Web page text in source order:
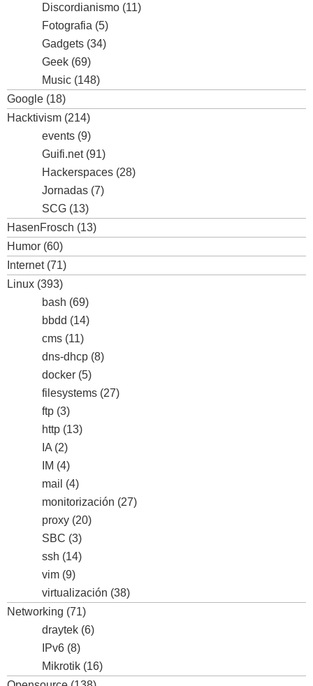
Discordianismo (11)
Fotografia (5)
Gadgets (34)
Geek (69)
Music (148)
Google (18)
Hacktivism (214)
events (9)
Guifi.net(91)
Hackerspaces (28)
Jornadas (7)
SCG (13)
HasenFrosch (13)
Humor (60)
Internet(71)
Linux (393)
bash (69)
bbdd (14)
cms (11)
dns-dhcp (8)
docker (5)
filesystems (27)
ftp (3)
http (13)
IA (2)
IM (4)
mail (4)
monitorización (27)
proxy (20)
SBC (3)
ssh (14)
vim (9)
virtualización (38)
Networking (71)
draytek (6)
IPv6 (8)
Mikrotik (16)